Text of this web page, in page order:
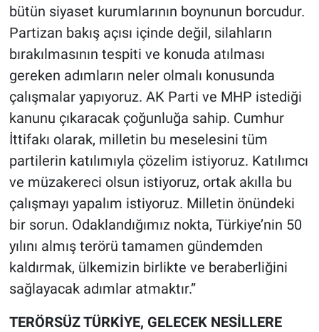
bütün siyaset kurumlarının boynunun borcudur.
Partizan bakış açısı içinde değil, silahların
bırakılmasının tespiti ve konuda atılması
gereken adımların neler olmalı konusunda
çalışmalar yapıyoruz. AK Parti ve MHP istediği
kanunu çıkaracak çoğunluğa sahip. Cumhur
İttifakı olarak, milletin bu meselesini tüm
partilerin katılımıyla çözelim istiyoruz. Katılımcı
ve müzakereci olsun istiyoruz, ortak akılla bu
çalışmayı yapalım istiyoruz. Milletin önündeki
bir sorun. Odaklandığımız nokta, Türkiye’nin 50
yılını almış terörü tamamen gündemden
kaldırmak, ülkemizin birlikte ve beraberliğini
sağlayacak adımlar atmaktır.”
TERÖRSÜZ TÜRKİYE, GELECEK NESİLLERE